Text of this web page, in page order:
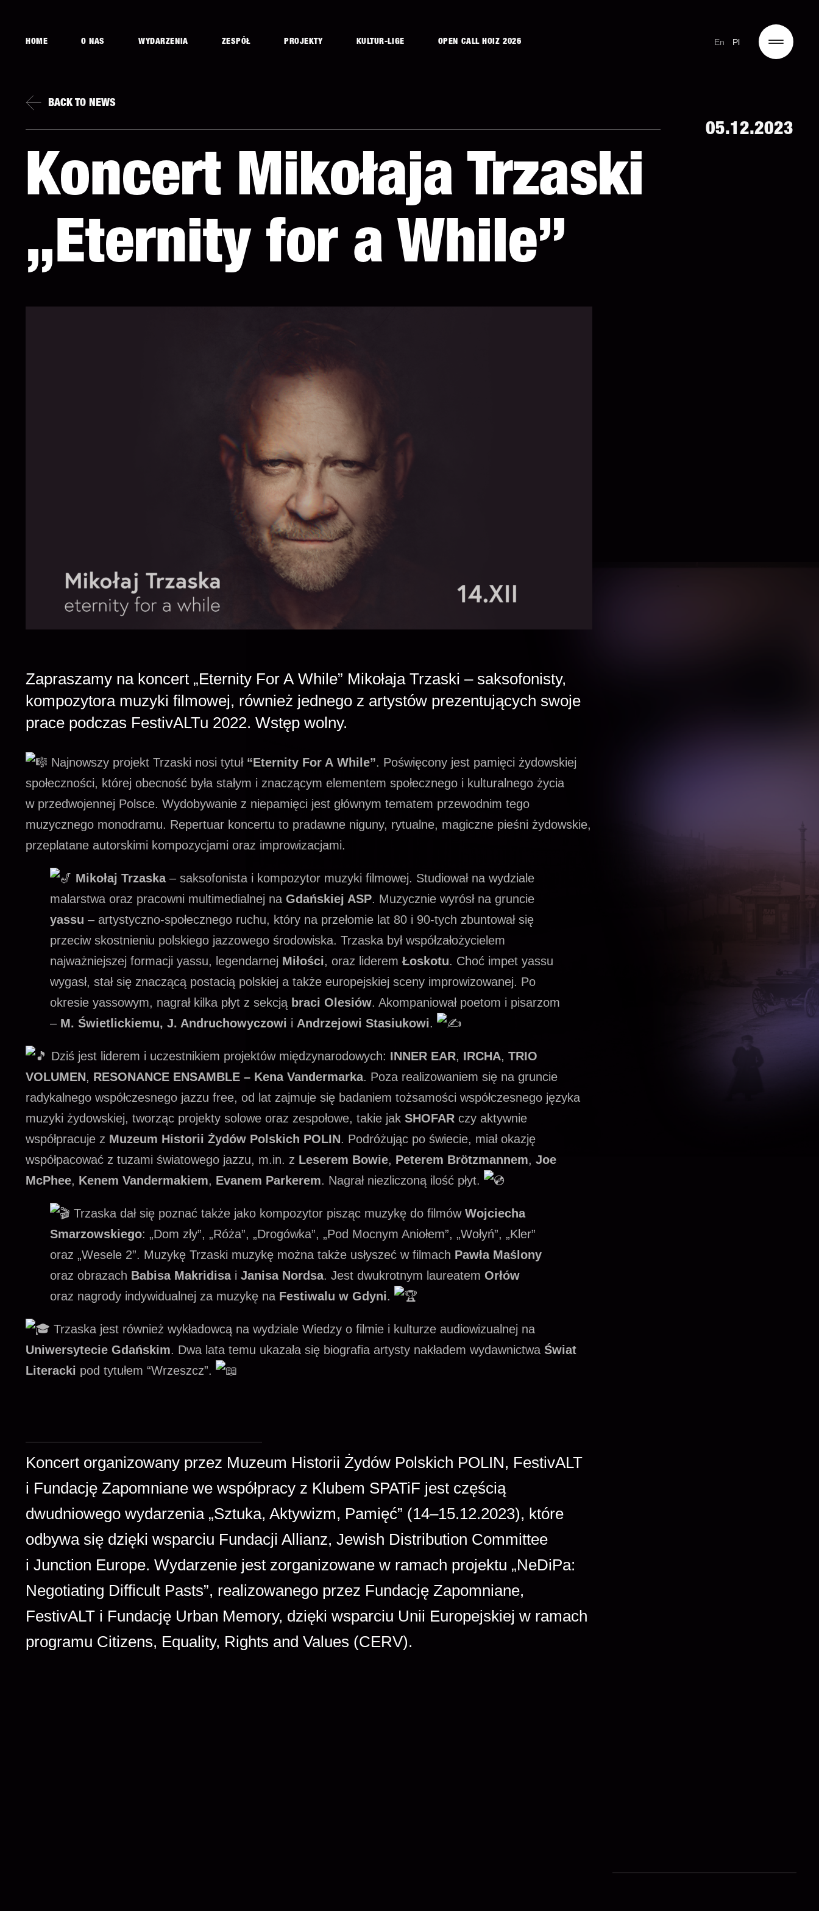
HOME O NAS WYDARZENIA ZESPÓŁ PROJEKTY KULTUR-LIGE OPEN CALL HOIZ 2026 Pl
En
BACK TO NEWS
Koncert Mikołaja Trzaski
„Eternity for a While”
05.12.2023
Zapraszamy na koncert „Eternity For A While” Mikołaja Trzaski – saksofonisty,
kompozytora muzyki filmowej, również jednego z artystów prezentujących swoje
prace podczas FestivALTu 2022. Wstęp wolny.
Najnowszy projekt Trzaski nosi tytuł “Eternity For A While”. Poświęcony jest pamięci żydowskiej
społeczności, której obecność była stałym i znaczącym elementem społecznego i kulturalnego życia
w przedwojennej Polsce. Wydobywanie z niepamięci jest głównym tematem przewodnim tego
muzycznego monodramu. Repertuar koncertu to pradawne niguny, rytualne, magiczne pieśni żydowskie,
przeplatane autorskimi kompozycjami oraz improwizacjami.
Mikołaj Trzaska– saksofonista i kompozytor muzyki filmowej. Studiował na wydziale
malarstwa oraz pracowni multimedialnej na Gdańskiej ASP. Muzycznie wyrósł na gruncie
yassu – artystyczno-społecznego ruchu, który na przełomie lat 80 i 90-tych zbuntował się
przeciw skostnieniu polskiego jazzowego środowiska. Trzaska był współzałożycielem
najważniejszej formacji yassu, legendarnej Miłości, oraz liderem Łoskotu. Choć impet yassu
wygasł, stał się znaczącą postacią polskiej a także europejskiej sceny improwizowanej. Po
okresie yassowym, nagrał kilka płyt z sekcją braci Olesiów. Akompaniował poetom i pisarzom
– M. Świetlickiemu, J. Andruchowyczowi i Andrzejowi Stasiukowi.
Dziś jest liderem i uczestnikiem projektów międzynarodowych: INNER EAR, IRCHA, TRIO
VOLUMEN, RESONANCE ENSAMBLE – Kena Vandermarka. Poza realizowaniem się na gruncie
radykalnego współczesnego jazzu free, od lat zajmuje się badaniem tożsamości współczesnego języka
muzyki żydowskiej, tworząc projekty solowe oraz zespołowe, takie jak SHOFAR czy aktywnie
współpracuje z Muzeum Historii Żydów Polskich POLIN. Podróżując po świecie, miał okazję
współpacować z tuzami światowego jazzu, m.in. z Leserem Bowie, Peterem Brötzmannem, Joe
McPhee, Kenem Vandermakiem, Evanem Parkerem. Nagrał niezliczoną ilość płyt.
Trzaska dał się poznać także jako kompozytor pisząc muzykę do filmów Wojciecha
Smarzowskiego: „Dom zły”, „Róża”, „Drogówka”, „Pod Mocnym Aniołem”, „Wołyń”, „Kler”
oraz „Wesele 2”. Muzykę Trzaski muzykę można także usłyszeć w filmach Pawła Maślony
oraz obrazach Babisa Makridisai Janisa Nordsa. Jest dwukrotnym laureatem Orłów
oraz nagrody indywidualnej za muzykę na Festiwalu w Gdyni.
Trzaska jest również wykładowcą na wydziale Wiedzy o filmie i kulturze audiowizualnej na
Uniwersytecie Gdańskim. Dwa lata temu ukazała się biografia artysty nakładem wydawnictwa Świat
Literacki pod tytułem “Wrzeszcz”.
Koncert organizowany przez Muzeum Historii Żydów Polskich POLIN, FestivALT
i Fundację Zapomniane we współpracy z Klubem SPATiF jest częścią
dwudniowego wydarzenia „Sztuka, Aktywizm, Pamięć” (14–15.12.2023), które
odbywa się dzięki wsparciu Fundacji Allianz, Jewish Distribution Committee
i Junction Europe. Wydarzenie jest zorganizowane w ramach projektu „NeDiPa:
Negotiating Difficult Pasts”, realizowanego przez Fundację Zapomniane,
FestivALT i Fundację Urban Memory, dzięki wsparciu Unii Europejskiej w ramach
programu Citizens, Equality, Rights and Values (CERV).